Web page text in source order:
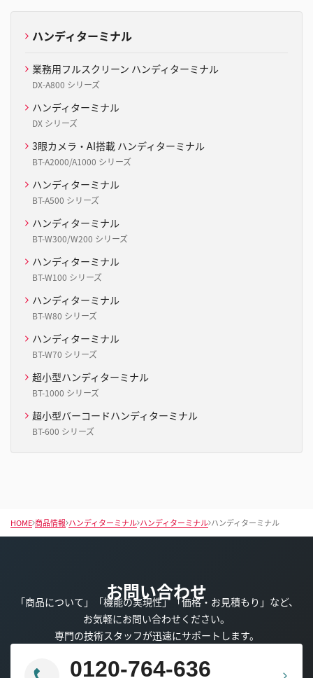
ス
イ
ド
移
動
ス
ハンディターミナル
業務用フルスクリーン ハンディターミナル
DX-A800 シリーズ
ハンディターミナル
DX シリーズ
3眼カメラ・AI搭載 ハンディターミナル
BT-A2000/A1000 シリーズ
ハンディターミナル
BT-A500 シリーズ
ハンディターミナル
BT-W300/W200 シリーズ
ハンディターミナル
BT-W100 シリーズ
ハンディターミナル
BT-W80 シリーズ
ハンディターミナル
BT-W70 シリーズ
超小型ハンディターミナル
BT-1000 シリーズ
超小型バーコードハンディターミナル
BT-600 シリーズ
HOME 商品情報 ハンディターミナル ハンディターミナル ハンディターミナル
お問い合わせ
「商品について」「機能の実現性」「価格・お見積もり」など、
お気軽にお問い合わせください。
専門の技術スタッフが迅速にサポートします。
0120-764-636